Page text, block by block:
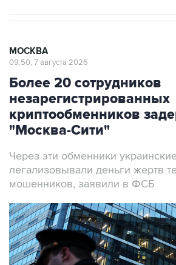
МОСКВА
09:50, 7 августа 2026
Более 20 сотрудников
незарегистрированных
криптообменников
"Москва-Сити"
Через эти обменники
легализовывали деньги жертв
мошенников, заявили в ФСБ